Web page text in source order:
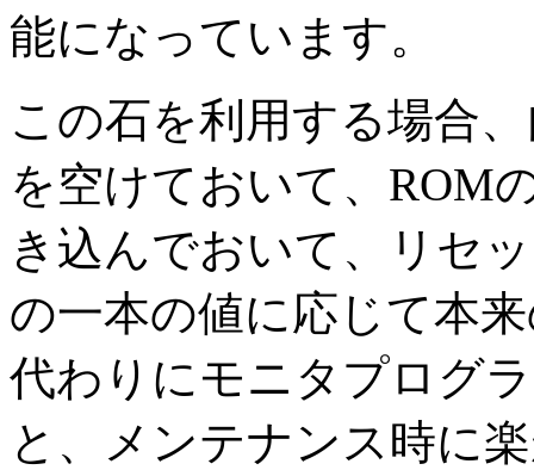
能になっています。
この石を利用する場合
を空けておいて、ROM
き込んでおいて、リセ
の一本の値に応じて本
代わりにモニタプログ
と、メンテナンス時に